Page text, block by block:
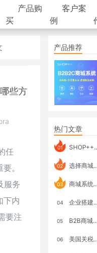
产品购
买
客户案
例
些方
任
。
服务
下内
要注
产品推荐
热门文章
01 SHOP++ B2B2C V9.1 全新发布 新亮点
02 选择商城系统要考虑哪些问题？
03 商城系统如何打通跨境电商模式？
04 企业搭建积分商城系统要注意什么？
05 B2B商城系统搭建：开发语言、功能、优势分析
06 美国关税政策冲击全球电商格局：五大类平台受重创，转型与自救成关键